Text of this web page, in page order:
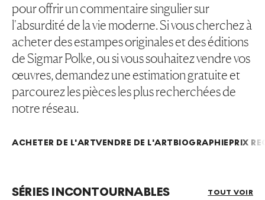
pour offrir un commentaire singulier sur
l'absurdité de la vie moderne. Si vous cherchez à
acheter des estampes originales et des éditions
de Sigmar Polke, ou si vous souhaitez vendre vos
œuvres, demandez une estimation gratuite et
parcourez les pièces les plus recherchées de
notre réseau.
ACHETER DE L'ARTVENDRE DE L'ARTBIOGRAPHIEPRIX
SÉRIES INCONTOURNABLES TOUT VOIR